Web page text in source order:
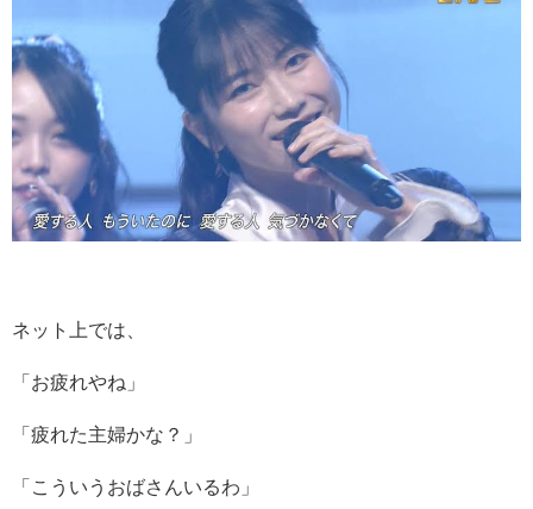
ネット上では、
「お疲れやね」
「疲れた主婦かな？」
「こういうおばさんいるわ」